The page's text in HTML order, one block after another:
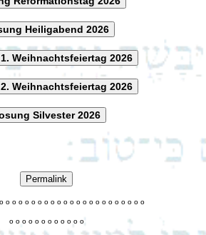
Heiligabend 2026
Weihnachtsfeiertag 2026
Weihnachtsfeiertag 2026
Silvester 2026
Permalink
o o o o o o o o o o o o o o o o o o o o o o o
o o o o o o o o o o o o